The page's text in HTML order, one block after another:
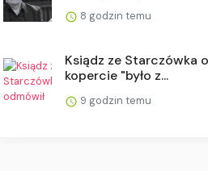
8 godzin temu
Ksiądz ze Starczówka
kopercie "było z...
9 godzin temu